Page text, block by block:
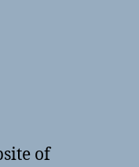
of